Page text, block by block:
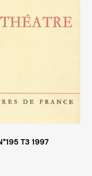
T3 1997